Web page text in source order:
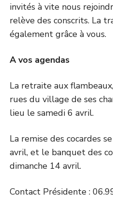
invités à vite nous
relève des conscrits. La
également grâce à vous.
A vos agendas
La retraite aux
rues du village de ses
lieu le samedi 6 avril.
La remise des cocardes
avril, et le banquet des
dimanche 14 avril.
Contact Présidente :